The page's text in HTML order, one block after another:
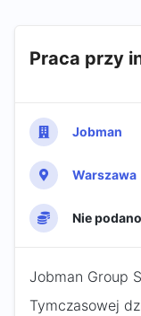
Praca przy
Jobman
Warszawa
Nie podano
Jobman Group
Tymczasowej